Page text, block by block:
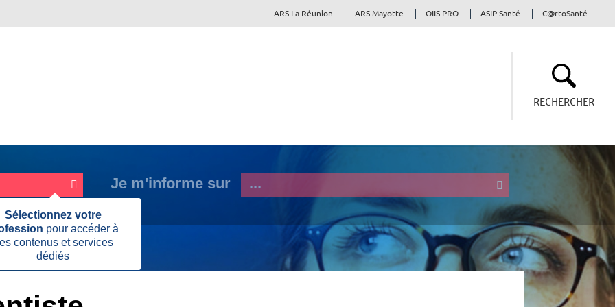
ARS La Réunion ARS Mayotte OIIS PRO ASIP Santé C@rtoSanté
RECHERCHER
Je m'informe sur
Sélectionnez votre
pour accéder à
contenus et services
dédiés
cette